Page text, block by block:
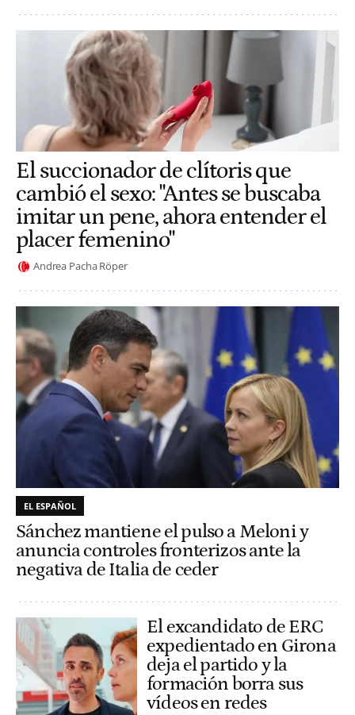
El succionador de clítoris que
cambió el sexo: "Antes se buscaba
imitar un pene, ahora entender el
placer femenino"
Andrea Pacha Röper
EL ESPAÑOL
Sánchez mantiene el pulso a Meloni y
anuncia controles fronterizos ante la
negativa de Italia de ceder
El excandidato de ERC
expedientado en Girona
deja el partido y la
formación borra sus
vídeos en redes